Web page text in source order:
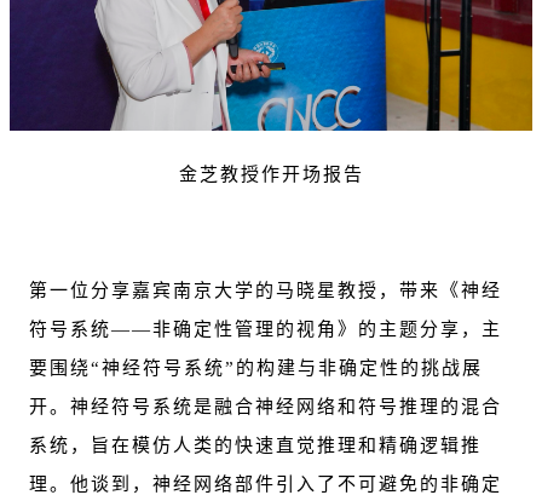
金芝教授作开场报告
第一位分享嘉宾南京大学的马晓星教授，带来《神经
符号系统——非确定性管理的视角》的主题分享，主
要围绕“神经符号系统”的构建与非确定性的挑战展
开。神经符号系统是融合神经网络和符号推理的混合
系统，旨在模仿人类的快速直觉推理和精确逻辑推
理。他谈到，神经网络部件引入了不可避免的非确定